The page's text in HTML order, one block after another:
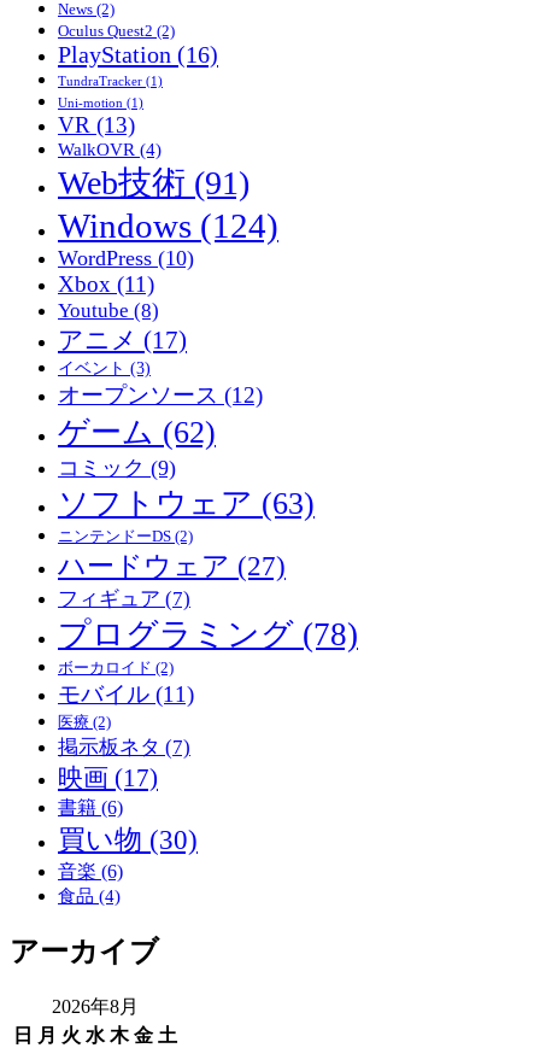
News (2)
Oculus Quest2 (2)
PlayStation (16)
TundraTracker (1)
Uni-motion (1)
VR (13)
WalkOVR (4)
Web技術 (91)
Windows (124)
WordPress (10)
Xbox (11)
Youtube (8)
アニメ (17)
イベント (3)
オープンソース (12)
ゲーム (62)
コミック (9)
ソフトウェア (63)
ニンテンドーDS (2)
ハードウェア (27)
フィギュア (7)
プログラミング (78)
ボーカロイド (2)
モバイル (11)
医療 (2)
掲示板ネタ (7)
映画 (17)
書籍 (6)
買い物 (30)
音楽 (6)
食品 (4)
アーカイブ
2026年8月
日
月 火 水 木 金 土